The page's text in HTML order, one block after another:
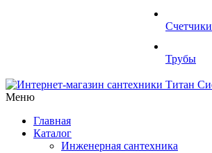
Счетчики
Трубы
Меню
Главная
Каталог
Инженерная сантехника